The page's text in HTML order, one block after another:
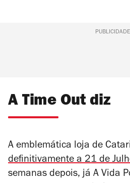
PUBLICIDADE
A Time Out diz
A emblemática loja de
definitivamente a 21 de
semanas depois, já A Vida